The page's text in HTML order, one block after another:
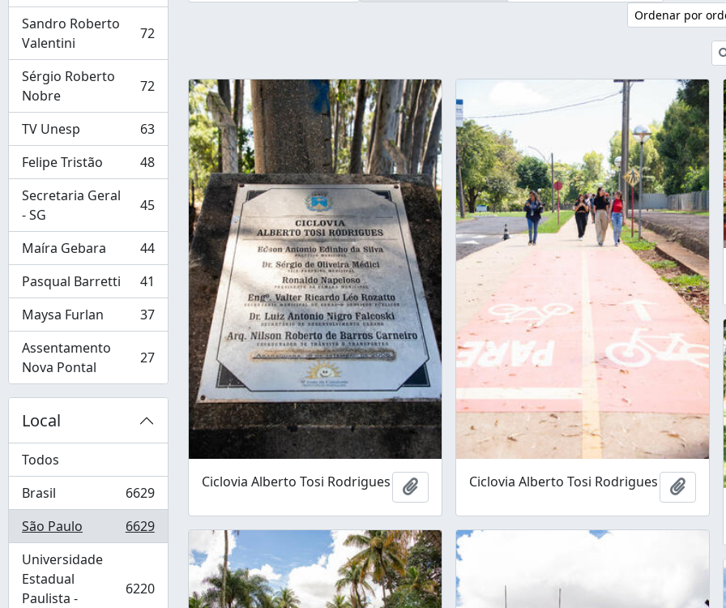
Sandro Roberto
Valentini
, 72 resultados 72
Sérgio Roberto
Nobre
, 72 resultados 72
TV Unesp
, 63 resultados
63
Felipe Tristão
, 48 resultados
48
Secretaria Geral
- SG
, 45 resultados 45
Maíra Gebara
, 44 resultados
44
Pasqual Barretti
, 41 resultados
41
Maysa Furlan
, 37 resultados
37
Assentamento
Nova Pontal
, 27 resultados 27
Local
Todos
Brasil
, 6629 resultados 6629
São Paulo
, 6629 resultados6629
Universidade
Estadual
Paulista -
, 6220 resultados 6220
Ordenar por
Ciclovia Alberto Tosi Rodrigues Adicionar à área de transferência
Ciclovia Alberto Tosi Rodrigues